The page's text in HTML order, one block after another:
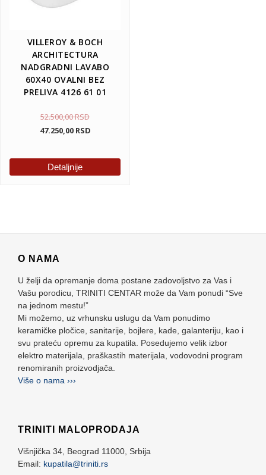
VILLEROY & BOCH
ARCHITECTURA
NADGRADNI LAVABO
60X40 OVALNI BEZ
PRELIVA 4126 61 01
52.500,00RSD
47.250,00 RSD
Detaljnije
O NAMA
U želji da opremanje doma postane zadovoljstvo za Vas i
Vašu porodicu, TRINITI CENTAR može da Vam ponudi “Sve
na jednom mestu!”
Mi možemo, uz vrhunsku uslugu da Vam ponudimo
keramičke pločice, sanitarije, bojlere, kade, galanteriju, kao i
svu prateću opremu za kupatila. Posedujemo velik izbor
elektro materijala, praškastih materijala, vodovodni program
renomiranih proizvodjača.
Više o nama ›››
TRINITI MALOPRODAJA
Višnjička 34, Beograd 11000, Srbija
Email: kupatila@triniti.rs